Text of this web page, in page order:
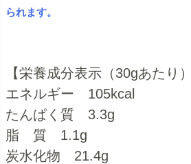
られます。
【栄養成分表示（30gあたり）
エネルギー 105kcal
たんぱく質 3.3g
脂 質 1.1g
炭水化物 21.4g